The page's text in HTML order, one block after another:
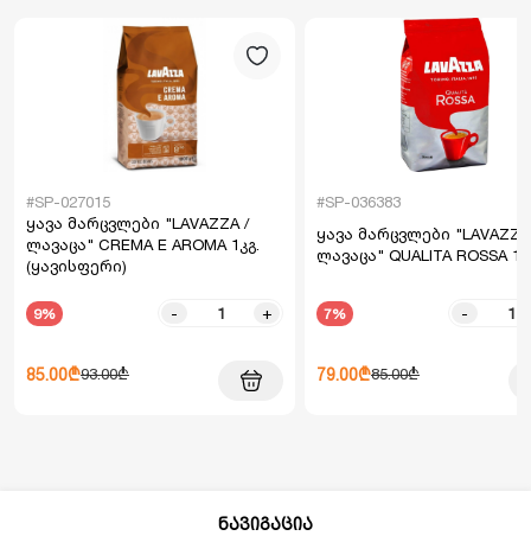
#SP-027015
ყავა მარცვლები "LAVAZZA /
ლავაცა" CREMA E AROMA 1კგ.
(ყავისფერი)
9% - +
85.00₾93.00₾
#SP-036383
ყავა მარცვლები
ლავაცა" QUALITA ROSSA
7% -
79.00₾85.00₾
ნავიგაცია